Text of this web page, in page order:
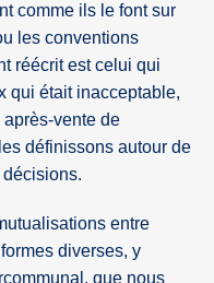
comme ils le font sur
les conventions
réécrit est celui qui
qui était inacceptable,
après-vente de
définissons autour de
entre
diverses, y
que nous